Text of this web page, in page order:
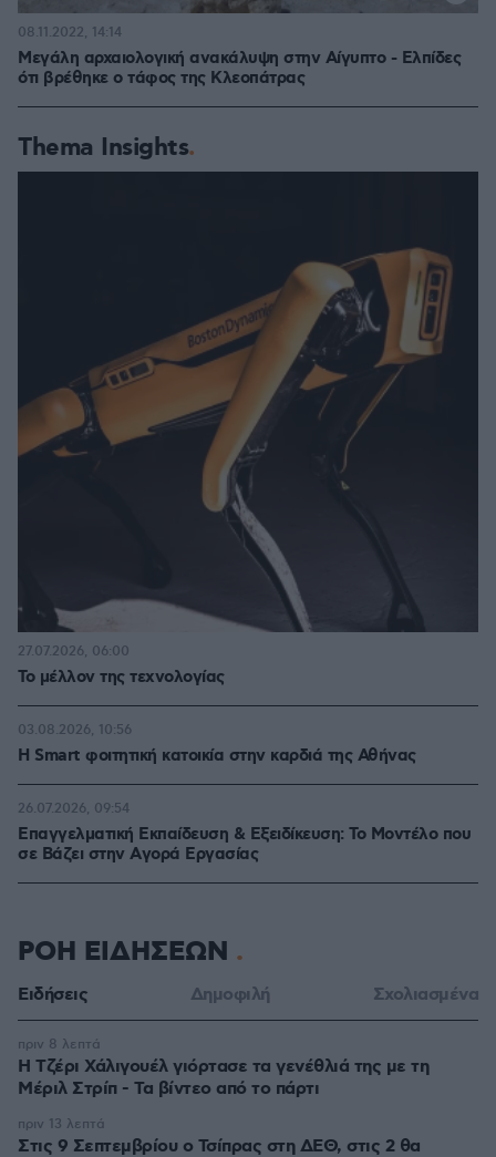
Μεγάλη αρχαιολογική ανακάλυψη στην Αίγυπτο - Ελπίδες
ότι βρέθηκε ο τάφος της Κλεοπάτρας
08.11.2022, 14:14
Thema Insights
Το μέλλον της τεχνολογίας
27.07.2026, 06:00
Η Smart φοιτητική κατοικία στην καρδιά της Αθήνας
03.08.2026, 10:56
Επαγγελματική Εκπαίδευση & Εξειδίκευση: Το Mοντέλο που
σε Bάζει στην Aγορά Eργασίας
26.07.2026, 09:54
ΡΟΗ ΕΙΔΗΣΕΩΝ
Ειδήσεις Δημοφιλή Σχολιασμένα
H Τζέρι Χάλιγουέλ γιόρτασε τα γενέθλιά της με τη
Μέριλ Στρίπ - Τα βίντεο από το πάρτι
πριν 8 λεπτά
Στις 9 Σεπτεμβρίου ο Τσίπρας στη ΔΕΘ, στις 2 θα
πριν 13 λεπτά